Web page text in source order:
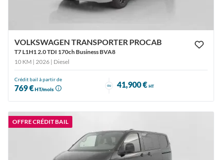
VOLKSWAGEN TRANSPORTER PROCAB
T7 L1H1 2.0 TDI 170ch Business BVA8
10 KM | 2026 | Diesel
Crédit bail à partir de
769 €HT/mois
ou 41,900 € HT
OFFRE CRÉDIT BAIL